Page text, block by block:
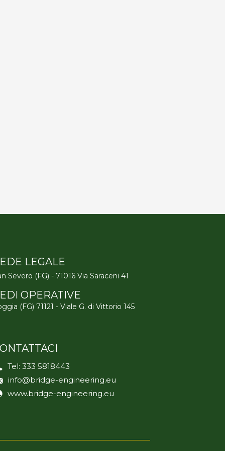
LEGALE
Severo (FG) - 71016 Via Saraceni 41
OPERATIVE
(FG) 71121 - Viale G. di Vittorio 145
Tel: 333 5818443
info@bridge-engineering.eu
www.bridge-engineering.eu